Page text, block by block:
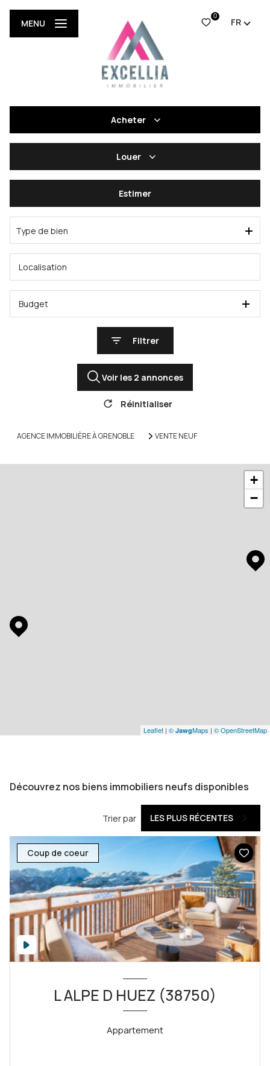
0
FR
MENU
Acheter
Du neuf
Louer
Estimer
Type de bien
Budget
Filtrer
Voir les 2 annonces
Réinitialiser
AGENCE IMMOBILIÈRE À GRENOBLE VENTE NEUF
+
−
Leaflet | © JawgMaps | © OpenStreetMap
Découvrez nos biens immobiliers neufs disponibles
Trier par LES PLUS RÉCENTES
Coup de coeur
L ALPE D HUEZ (38750)
Appartement